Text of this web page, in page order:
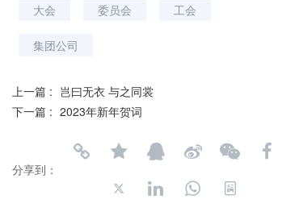
大会 委员会 工会
集团公司
上一篇 : 岂曰无衣 与之同裳
下一篇 : 2023年新年贺词
分享到：